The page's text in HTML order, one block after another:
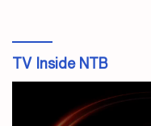
TV Inside NTB